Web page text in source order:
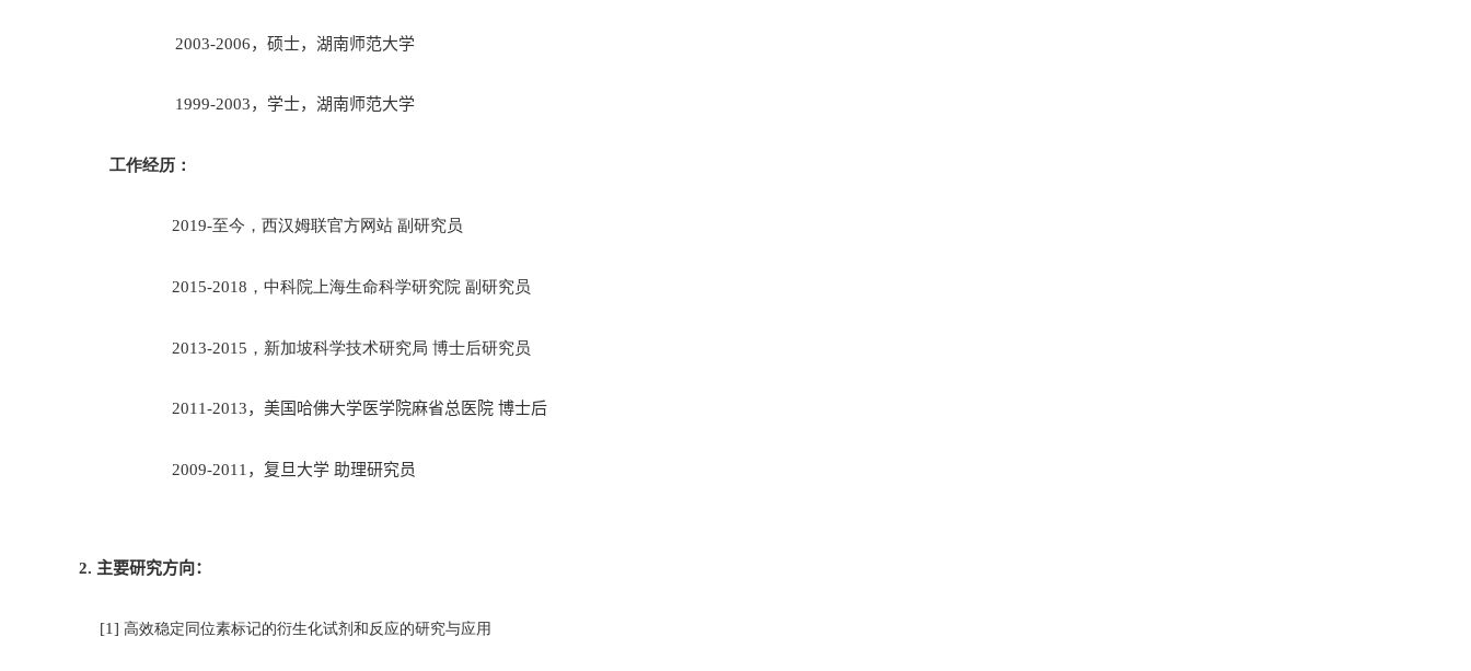
2003-2006，硕士，湖南师范大学
1999-2003， 学士，湖南师范大学
工作经历：
2019-至今，西汉姆联官方网站 副研究员
2015-2018 ，中科院上海生命科学研究院 副研究员
2013-2015 ，新加坡科学技术研究局 博士后研究员
2011-2013，美国哈佛大学医学院麻省总医院 博士后
2009-2011 ，复旦大学 助理研究员
2. 主要研究方向：
[1]高效稳定同位素标记的衍生化试剂和反应的研究与应用